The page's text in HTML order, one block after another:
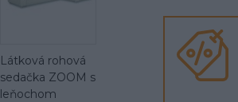
Látková rohová
sedačka ZOOM s
leňochom